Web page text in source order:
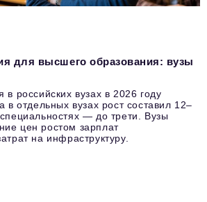
для высшего образования: вузы
в российских вузах в 2026 году
в отдельных вузах рост составил 12–
— до трети. Вузы
цен ростом зарплат
на инфраструктуру.